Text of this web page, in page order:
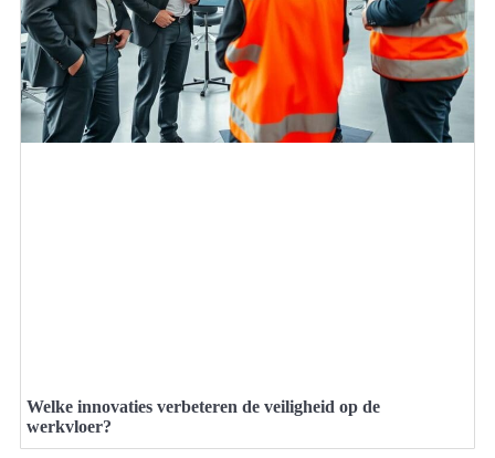
Welke innovaties verbeteren de veiligheid op de
werkvloer?